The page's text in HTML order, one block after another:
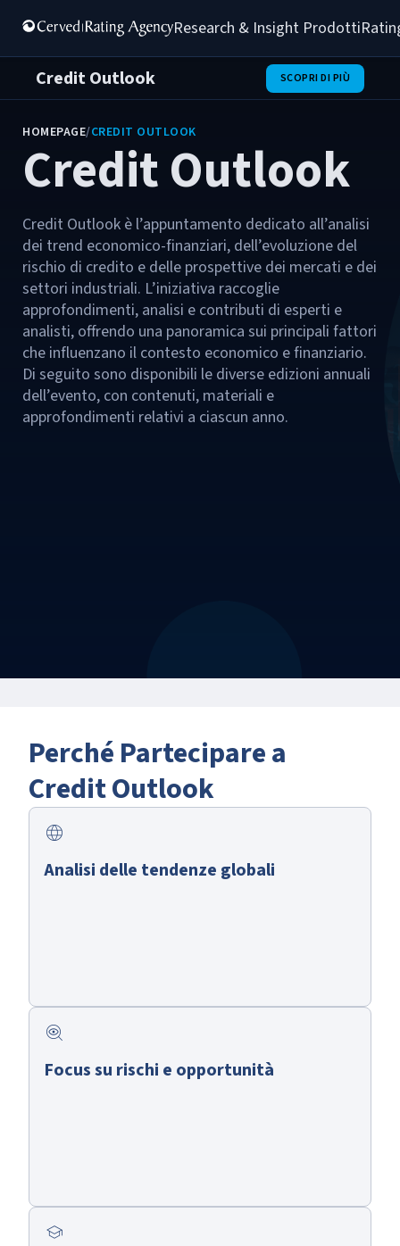
Research & Insight Prodotti
Credit Outlook SCOPRI DI PIÙ
HOMEPAGE/CREDIT OUTLOOK
Credit Outlook
Credit Outlook è l’appuntamento dedicato all’analisi
dei trend economico-finanziari, dell’evoluzione del
rischio di credito e delle prospettive dei mercati e dei
settori industriali. L’iniziativa raccoglie
approfondimenti, analisi e contributi di esperti e
analisti, offrendo una panoramica sui principali fattori
che influenzano il contesto economico e finanziario.
Di seguito sono disponibili le diverse edizioni annuali
dell’evento, con contenuti, materiali e
approfondimenti relativi a ciascun anno.
Perché Partecipare a
Credit Outlook
language
Analisi delle tendenze globali
mystery
Focus su rischi e opportunità
school